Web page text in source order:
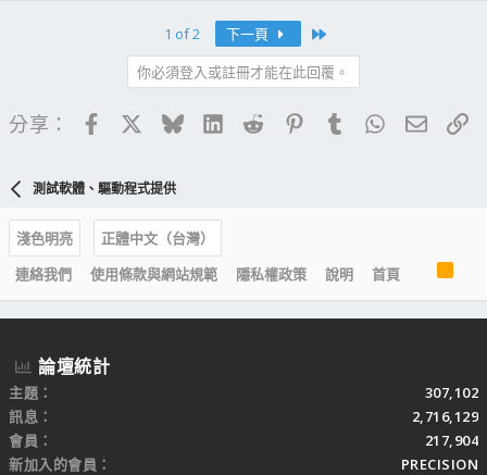
1 of 2 下一頁
你必須登入或註冊才能在此回覆。
分享： FacebookBlueskyLinkedIn
Reddit PinterestTumblrWhatsApp
電子
測試軟體、驅動程式提供
淺色明亮
正體中文（台灣）
連絡我們
使用條款與網站規範 隱私權政策 說明 首頁
S
論壇統計
主題
307,102
訊息
2,716,129
會員
217,904
新加入的會員
PRECISION